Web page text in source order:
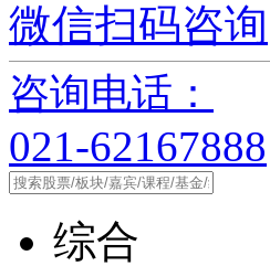
微信扫码咨询
咨询电话：
021-62167888
综合